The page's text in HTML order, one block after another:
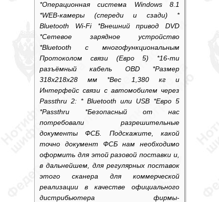
*Операционная система Windows 8.1
*WEB-камеры (спереди и сзади) *
Bluetooth Wi-Fi *Внешний привод DVD
*Сетевое зарядное устройство
*Bluetooth с многофункциональным
Протоколом связи (Евро 5) *16-ти
разъёмный кабель OBD *Размер
318х218х28 мм *Вес 1,380 кг и
Интерфейс связи с автомобилем через
Passthru 2: * Bluetooth или USB *Евро 5
*Passthru *Безопасный от нас
потребовали разрешительные
документы ФСБ. Подскажите, какой
точно документ ФСБ нам необходимо
оформить для этой разовой поставки и,
в дальнейшем, для регулярных поставок
этого сканера для коммерческой
реализации в качестве официального
дистрибьютера фирмы-